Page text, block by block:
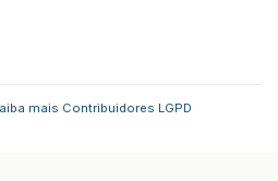
mais Contribuidores LGPD